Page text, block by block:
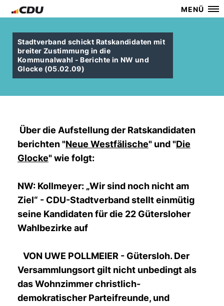
MENÜ
Stadtverband schickt Ratskandidaten mit
breiter Zustimmung in die
Kommunalwahl - Berichte in NW und
Glocke (05.02.09)
Über die Aufstellung der Ratskandidaten
berichten "Neue Westfälische" und "Die
Glocke" wie folgt:
NW: Kollmeyer: „Wir sind noch nicht am
Ziel“ - CDU-Stadtverband stellt einmütig
seine Kandidaten für die 22 Gütersloher
Wahlbezirke auf
VON UWE POLLMEIER - Gütersloh. Der
Versammlungsort gilt nicht unbedingt als
das Wohnzimmer christlich-
demokratischer Parteifreunde, und